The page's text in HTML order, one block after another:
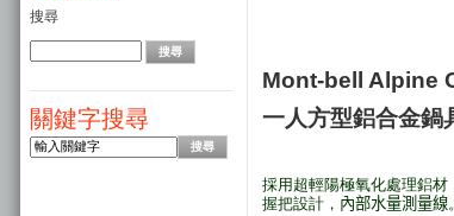
搜尋
關鍵字搜尋
Mont-bell Alpine
一人方型鋁合金鍋
採用超輕陽極氧化處理鋁
握把設計， 內部水量測量線